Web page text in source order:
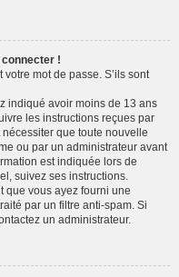
!
mot de passe. S’ils sont
indiqué avoir moins de 13 ans
les instructions reçues par
que toute nouvelle
ou par un administrateur avant
est indiquée lors de
suivez ses instructions.
que vous ayez fourni une
par un filtre anti-spam. Si
un administrateur.